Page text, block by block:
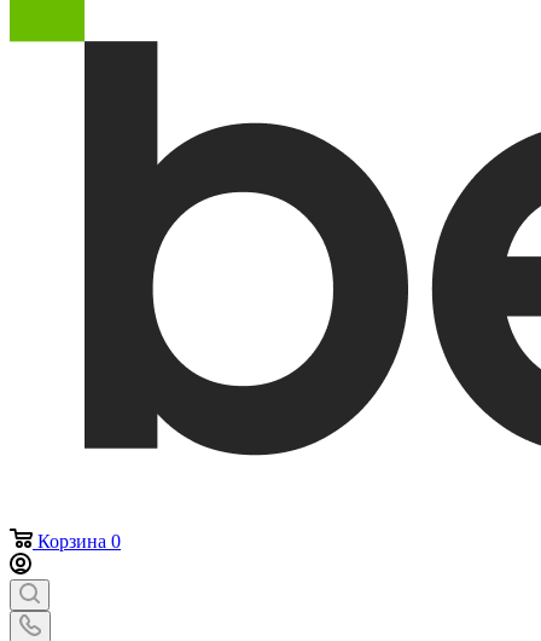
Корзина 0